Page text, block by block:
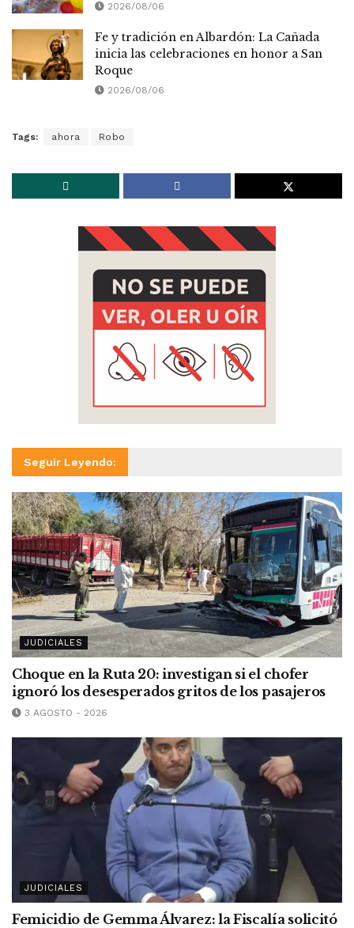
2026/08/06
Fe y tradición en Albardón: La Cañada
inicia las celebraciones en honor a San
Roque
2026/08/06
Tags: ahora Robo
Seguir Leyendo:
JUDICIALES
Choque en la Ruta 20: investigan si el chofer
ignoró los desesperados gritos de los pasajeros
3 AGOSTO - 2026
JUDICIALES
Femicidio de Gemma Álvarez: la Fiscalía solicitó